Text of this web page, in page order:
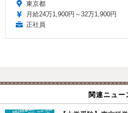
東京都
月給24万1,900円～32万1,900円
正社員
関連ニュー